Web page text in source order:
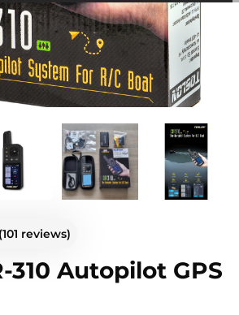
310 Autopilot GPS
reviews)